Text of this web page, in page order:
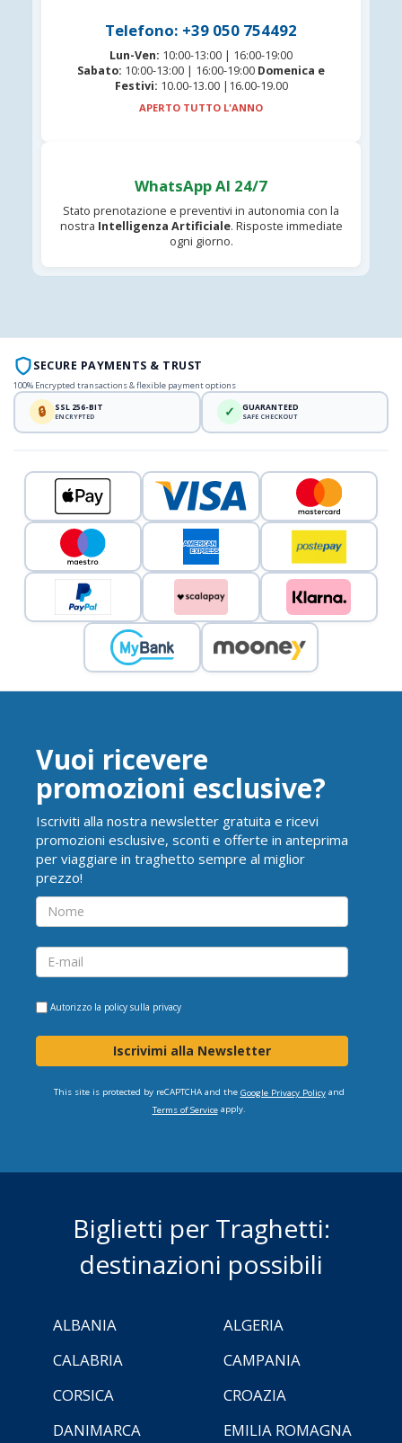
Telefono: +39 050 754492
Lun-Ven: 10:00-13:00 | 16:00-19:00
Sabato: 10:00-13:00 | 16:00-19:00 Domenica e
Festivi: 10.00-13.00 |16.00-19.00
APERTO TUTTO L'ANNO
WhatsApp AI 24/7
Stato prenotazione e preventivi in autonomia con la
nostra Intelligenza Artificiale. Risposte immediate
ogni giorno.
SECURE PAYMENTS & TRUST
100% Encrypted transactions & flexible payment options
🔒 SSL 256-BIT
ENCRYPTED ✓ GUARANTEED
SAFE CHECKOUT
Vuoi ricevere
promozioni esclusive?
Iscriviti alla nostra newsletter gratuita e ricevi
promozioni esclusive, sconti e offerte in anteprima
per viaggiare in traghetto sempre al miglior
prezzo!
Autorizzo la policy sulla privacy
Iscrivimi alla Newsletter
This site is protected by reCAPTCHA and the Google Privacy Policyand
Terms of Serviceapply.
Biglietti per Traghetti:
destinazioni possibili
ALBANIA
ALGERIA
CALABRIA
CAMPANIA
CORSICA
CROAZIA
DANIMARCA
EMILIA ROMAGNA